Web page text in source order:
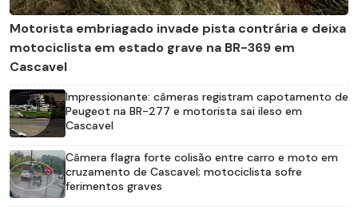
Motorista embriagado invade pista contrária e deixa
motociclista em estado grave na BR-369 em
Cascavel
Impressionante: câmeras registram capotamento de
Peugeot na BR-277 e motorista sai ileso em
Cascavel
Câmera flagra forte colisão entre carro e moto em
cruzamento de Cascavel; motociclista sofre
ferimentos graves